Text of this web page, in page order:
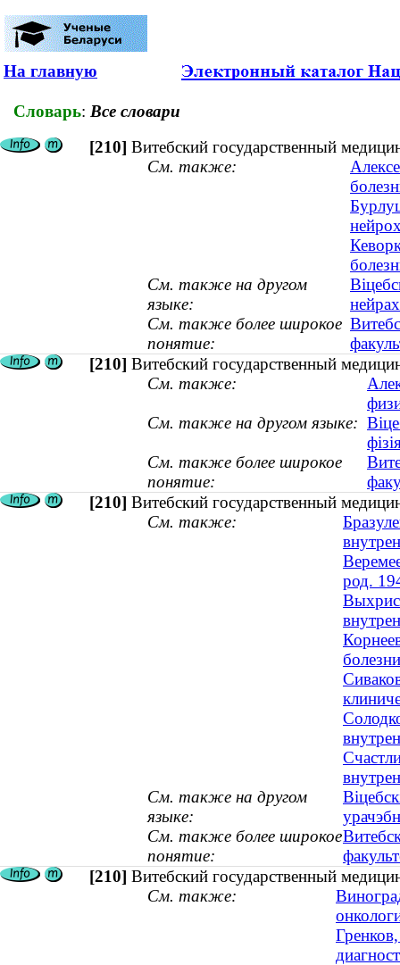
На главную
Словарь: Все словари
[210] Витебский государственный
См. также:
См. также на другом
языке:
См. также более широкое
понятие:
[210] Витебский государственный
См. также:
См. также на другом языке:
См. также более широкое
понятие:
[210] Витебский государственный
См. также:
род.
См. также на другом
языке:
См. также более широкое
понятие:
[210] Витебский государственный
См. также: